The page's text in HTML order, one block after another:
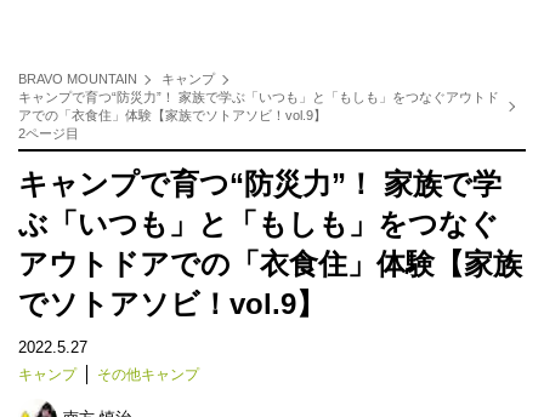
BRAVO MOUNTAIN
キャンプ
キャンプで育つ“防災力”！ 家族で学ぶ「いつも」と「もしも」をつなぐアウトド
アでの「衣食住」体験【家族でソトアソビ！vol.9】
2ページ目
キャンプで育つ“防災力”！ 家族で学
ぶ「いつも」と「もしも」をつなぐ
アウトドアでの「衣食住」体験【家族
でソトアソビ！vol.9】
2022.5.27
キャンプ その他キャンプ